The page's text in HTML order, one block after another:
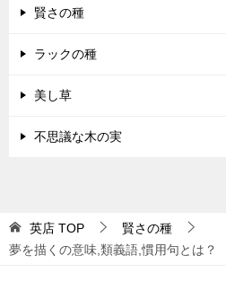
賢さの種
ラックの種
美し草
不思議な木の実
英店 TOP
賢さの種
夢を描くの意味,類義語,慣用句とは？